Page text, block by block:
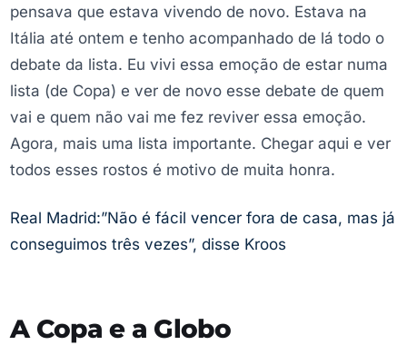
pensava que estava vivendo de novo. Estava na
Itália até ontem e tenho acompanhado de lá todo o
debate da lista. Eu vivi essa emoção de estar numa
lista (de Copa) e ver de novo esse debate de quem
vai e quem não vai me fez reviver essa emoção.
Agora, mais uma lista importante. Chegar aqui e ver
todos esses rostos é motivo de muita honra.
Real Madrid:”Não é fácil vencer fora de casa, mas já
conseguimos três vezes”, disse Kroos
A Copa e a Globo